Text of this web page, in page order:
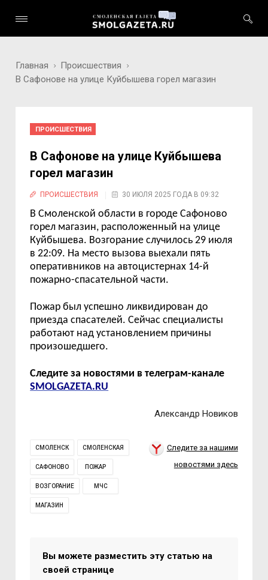
Главная
Происшествия
В Сафонове на улице Куйбышева горел магазин
ПРОИСШЕСТВИЯ
В Сафонове на улице Куйбышева
горел магазин
ПРОИСШЕСТВИЯ 30 ИЮЛЯ 2025 ГОДА В 09:32
В Смоленской области в городе Сафоново
горел магазин, расположенный на улице
Куйбышева. Возгорание случилось 29 июля
в 22:09. На место вызова выехали пять
оперативников на автоцистернах 14-й
пожарно-спасательной части.
Пожар был успешно ликвидирован до
приезда спасателей. Сейчас специалисты
работают над установлением причины
произошедшего.
Следите за новостями в телеграм-канале
SMOLGAZETA.RU
Александр Новиков
СМОЛЕНСК СМОЛЕНСКАЯ
САФОНОВО ПОЖАР
ВОЗГОРАНИЕ МЧС
МАГАЗИН
Следите за нашими
новостями здесь
Вы можете разместить эту статью на
своей странице